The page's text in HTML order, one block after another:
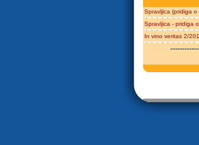
Spravljica (pridiga
Spravljica - pridiga
In vino veritas 2/